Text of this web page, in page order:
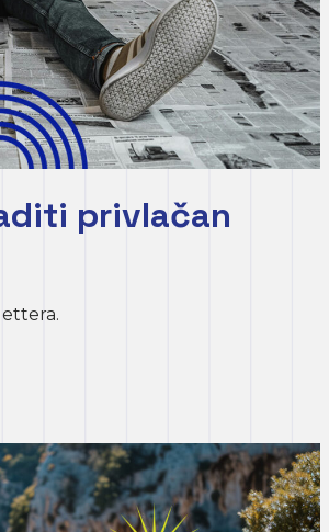
privlačan